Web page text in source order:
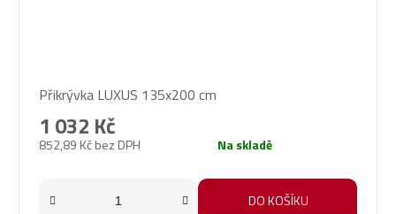
hodnocení
produktu
je
Přikrývka LUXUS 135x200 cm
852,89 Kč bez DPH
1 032 Kč
Na skladě
DO KOŠÍKU